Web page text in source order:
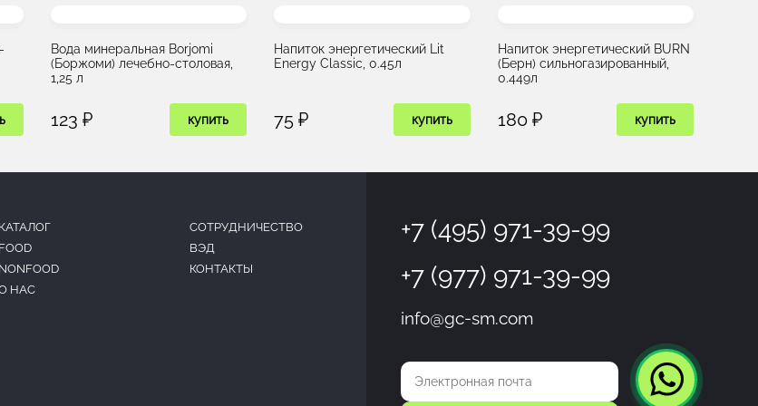
Вода минеральная Borjomi
(Боржоми) лечебно-столовая,
1,25 л
123 ₽ купить
Напиток энергетический Lit
Energy Classic, 0.45л
75 ₽ купить
Напиток энергетический BURN
(Берн) сильногазированный,
0.449л
180 ₽ купить
КАТАЛОГ
CОТРУДНИЧЕСТВО
FOOD
ВЭД
NONFOOD
КОНТАКТЫ
НАС
+7 (495) 971-39-99
+7 (977) 971-39-99
info@gc-sm.com